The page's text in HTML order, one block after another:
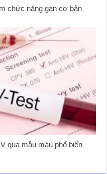
chức năng gan cơ bản
qua mẫu máu phổ biến